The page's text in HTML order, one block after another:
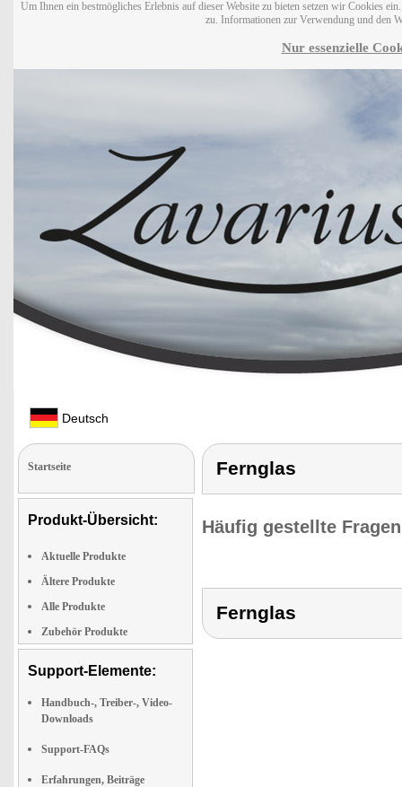
Um Ihnen ein bestmögliches Erlebnis auf dieser Website zu bieten setzen wir Cookies
zu. Informationen zur Verwendung und den
Nur essenzielle
Deutsch
Startseite
Produkt-Übersicht:
Aktuelle Produkte
Ältere Produkte
Alle Produkte
Zubehör Produkte
Support-Elemente:
Handbuch-, Treiber-, Video-
Downloads
Support-FAQs
Erfahrungen, Beiträge
Fernglas
Häufig gestellte
Fernglas